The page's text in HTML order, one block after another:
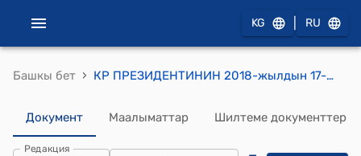
KG RU
Башкы бет › КР ПРЕЗИДЕНТИНИН 2018-жылдын 17-октябрындагы ПЖ N 208 "Ч.А.Айдарбеков жөнүндө" ЖАРЛЫГЫ
Документ Маалыматтар Шилтеме документтер
Редакция